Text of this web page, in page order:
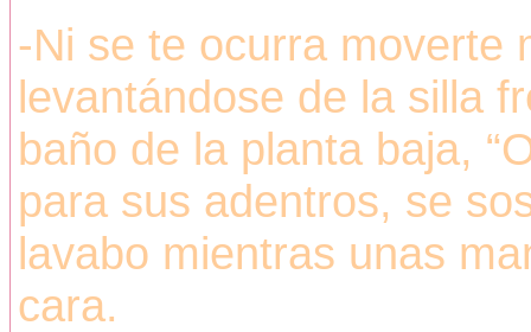
-Ni se te ocurra moverte
levantándose de la silla
baño de la planta baja,
para sus adentros, se
lavabo mientras unas
cara.